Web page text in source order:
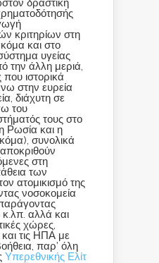
δραστική
κριτηρίων στη
και στο
υγείας
την άλλη μεριά,
ιστορικά
στην ευρεία
διάχυτη σε
του
τους στο
Ρωσία και η
συνολικά
στη
των
ατομικισμό της
νοσοκομεία
κ.λπ. αλλά και
χώρες,
και τις ΗΠΑ με
παρ’ όλη
Υπερεθνικής Ελίτ